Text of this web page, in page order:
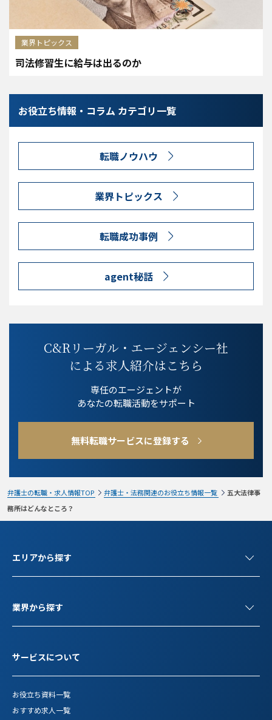
業界トピックス
司法修習生に給与は出るのか
お役立ち情報・コラム カテゴリ一覧
転職ノウハウ
業界トピックス
転職成功事例
agent秘話
C&Rリーガル・エージェンシー社
による求人紹介はこちら
専任のエージェントが
あなたの転職活動をサポート
無料転職サービスに登録する
弁護士の転職・求人情報TOP 弁護士・法務関連のお役立ち情報一覧
五大法律事
務所はどんなところ？
エリアから探す
業界から探す
サービスについて
お役立ち資料一覧
おすすめ求人一覧